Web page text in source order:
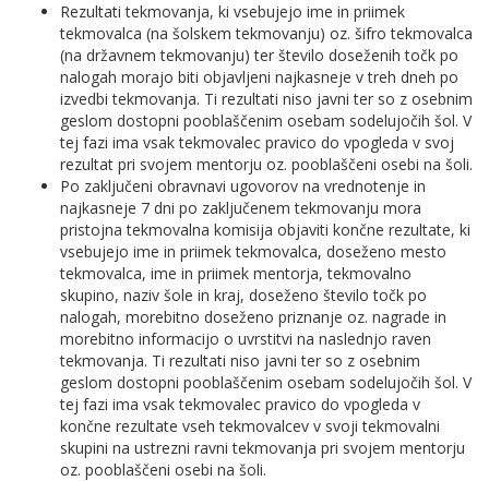
Rezultati tekmovanja, ki vsebujejo ime in priimek
tekmovalca (na šolskem tekmovanju) oz. šifro tekmovalca
(na državnem tekmovanju) ter število doseženih točk po
nalogah morajo biti objavljeni najkasneje v treh dneh po
izvedbi tekmovanja. Ti rezultati niso javni ter so z osebnim
geslom dostopni pooblaščenim osebam sodelujočih šol. V
tej fazi ima vsak tekmovalec pravico do vpogleda v svoj
rezultat pri svojem mentorju oz. pooblaščeni osebi na šoli.
Po zaključeni obravnavi ugovorov na vrednotenje in
najkasneje 7 dni po zaključenem tekmovanju mora
pristojna tekmovalna komisija objaviti končne rezultate, ki
vsebujejo ime in priimek tekmovalca, doseženo mesto
tekmovalca, ime in priimek mentorja, tekmovalno
skupino, naziv šole in kraj, doseženo število točk po
nalogah, morebitno doseženo priznanje oz. nagrade in
morebitno informacijo o uvrstitvi na naslednjo raven
tekmovanja. Ti rezultati niso javni ter so z osebnim
geslom dostopni pooblaščenim osebam sodelujočih šol. V
tej fazi ima vsak tekmovalec pravico do vpogleda v
končne rezultate vseh tekmovalcev v svoji tekmovalni
skupini na ustrezni ravni tekmovanja pri svojem mentorju
oz. pooblaščeni osebi na šoli.